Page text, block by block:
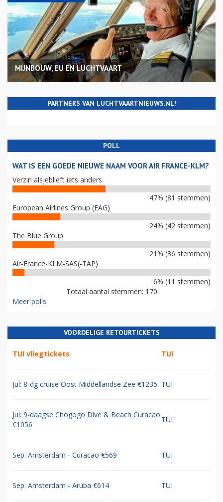
MIJNBOUW, EU EN LUCHTVAART
PARTNERS VAN LUCHTVAARTNIEUWS.NL!
POLL
WAT IS EEN GOEDE NIEUWE NAAM VOOR AIR FRANCE-KLM?
Verzin alsjeblieft iets anders
47% (81 stemmen)
European Airlines Group (EAG)
24% (42 stemmen)
The Blue Group
21% (36 stemmen)
Air-France-KLM-SAS(-TAP)
6% (11 stemmen)
Totaal aantal stemmen: 170
Meer polls
VOORDELIGE RETOURTICKETS
TUI vliegtickets TUI
Jul: 8-dg cruise Oost Middellandse Zee €1235 TUI
Jul: 9-daagse Chogogo Dive & Beach Curacao
€1056
TUI
Sep: Amsterdam - Curacao €569 TUI
Sep: Amsterdam - Aruba €614 TUI